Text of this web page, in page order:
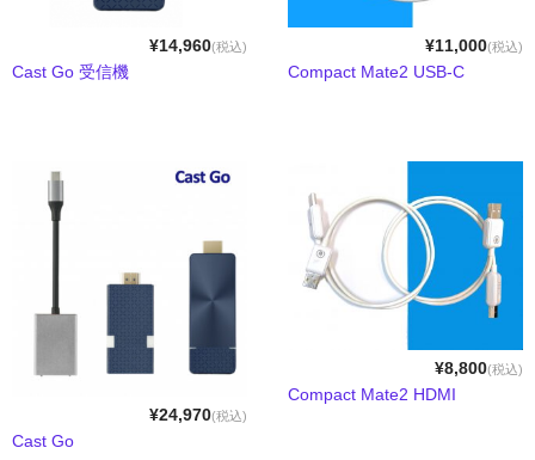
EZCast ProAV
Archgon
NewerTech
Lin4NeuroプリインストールPC
¥14,960(税込)
Cast Go 受信機
¥11,000(税込)
Compact Mate2 USB-C
¥24,970(税込)
Cast Go
¥8,800(税込)
Compact Mate2 HDMI